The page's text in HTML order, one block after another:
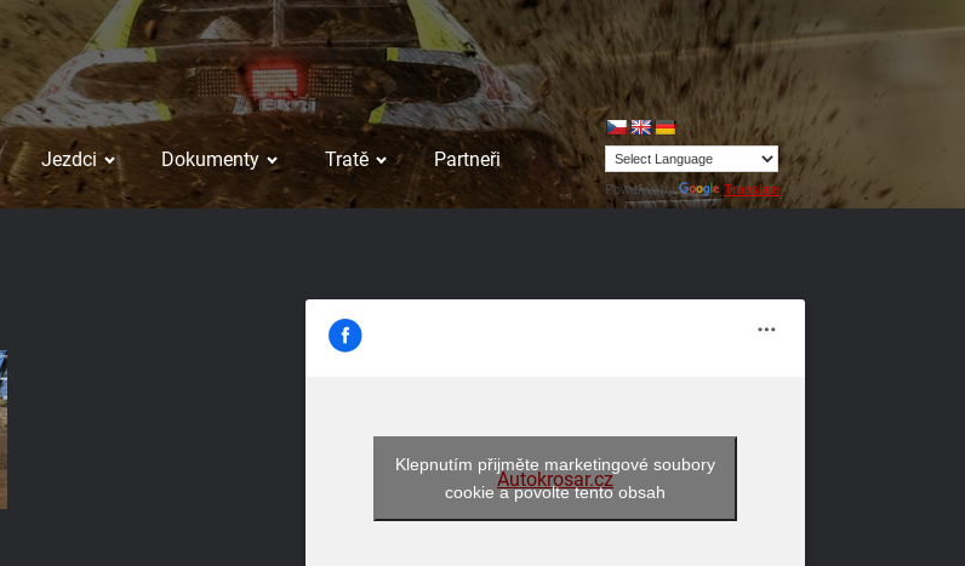
Jezdci Dokumenty Tratě Partneři
Powered by Translate
Autokrosar.cz
Klepnutím přijměte marketingové soubory
cookie a povolte tento obsah